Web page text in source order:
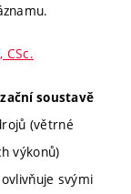
CSc.
soustavě
(větrné
výkonů)
svými